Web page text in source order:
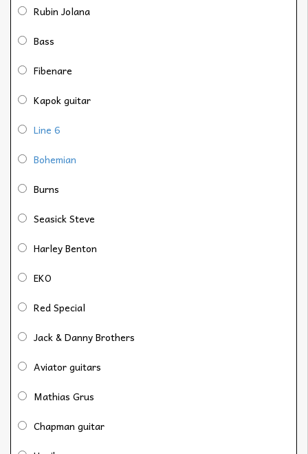
Rubin Jolana
Bass
Fibenare
Kapok guitar
Line 6
Bohemian
Burns
Seasick Steve
Harley Benton
EKO
Red Special
Jack & Danny Brothers
Aviator guitars
Mathias Grus
Chapman guitar